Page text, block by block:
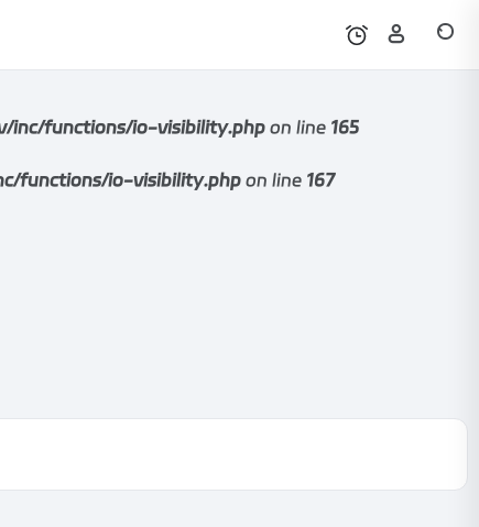
inc/functions/io-visibility.php on line 165
functions/io-visibility.php on line 167